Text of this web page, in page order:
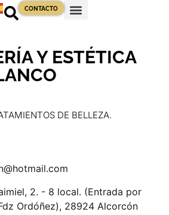
CONTACTO
Y ESTÉTICA
DE BELLEZA.
2. - 8 local. (Entrada por
Ordóñez), 28924 Alcorcón